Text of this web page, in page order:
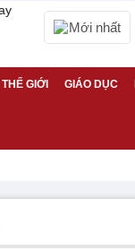
Mới nhất
THẾ GIỚI GIÁO DỤC